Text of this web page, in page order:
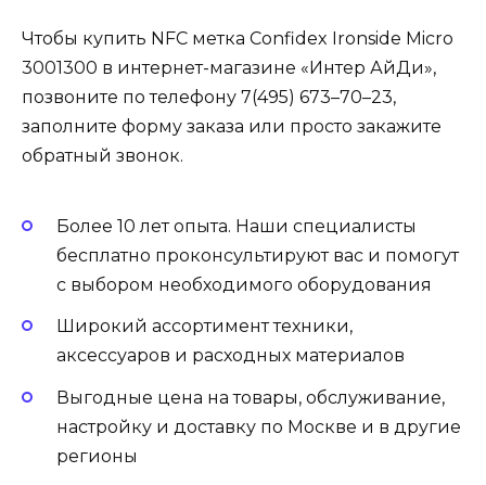
Чтобы купить NFC метка Confidex Ironside Micro
3001300 в интернет-магазине «Интер АйДи»,
позвоните по телефону 7(495) 673–70–23,
заполните форму заказа или просто закажите
обратный звонок.
Более 10 лет опыта. Наши специалисты
бесплатно проконсультируют вас и помогут
с выбором необходимого оборудования
Широкий ассортимент техники,
аксессуаров и расходных материалов
Выгодные цена на товары, обслуживание,
настройку и доставку по Москве и в другие
регионы